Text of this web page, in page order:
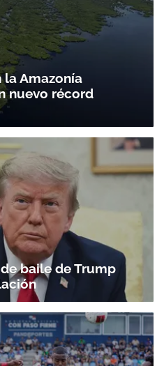
la Amazonía
nuevo récord
baile de Trump